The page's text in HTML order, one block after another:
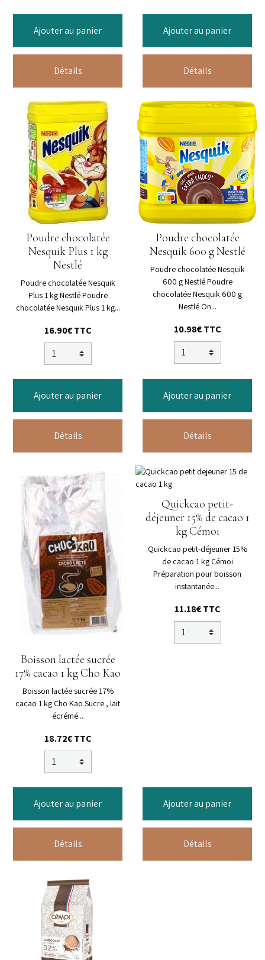
Ajouter au panier
Détails
Ajouter au panier
Détails
Poudre chocolatée
Nesquik Plus 1 kg
Nestlé
Poudre chocolatée Nesquik
Plus 1 kg Nestlé Poudre
chocolatée Nesquik Plus 1 kg...
16.90€ TTC
Ajouter au panier
Détails
Poudre chocolatée
Nesquik 600 g Nestlé
Poudre chocolatée Nesquik
600 g Nestlé Poudre
chocolatée Nesquik 600 g
Nestlé On...
10.98€ TTC
Ajouter au panier
Détails
Boisson lactée sucrée
17% cacao 1 kg Cho Kao
Boisson lactée sucrée 17%
cacao 1 kg Cho Kao Sucre , lait
écrémé...
18.72€ TTC
Ajouter au panier
Détails
Quickcao petit-
déjeuner 15% de cacao 1
kg Cémoi
Quickcao petit-déjeuner 15%
de cacao 1 kg Cémoi
Préparation pour boisson
instantanée...
11.18€ TTC
Ajouter au panier
Détails